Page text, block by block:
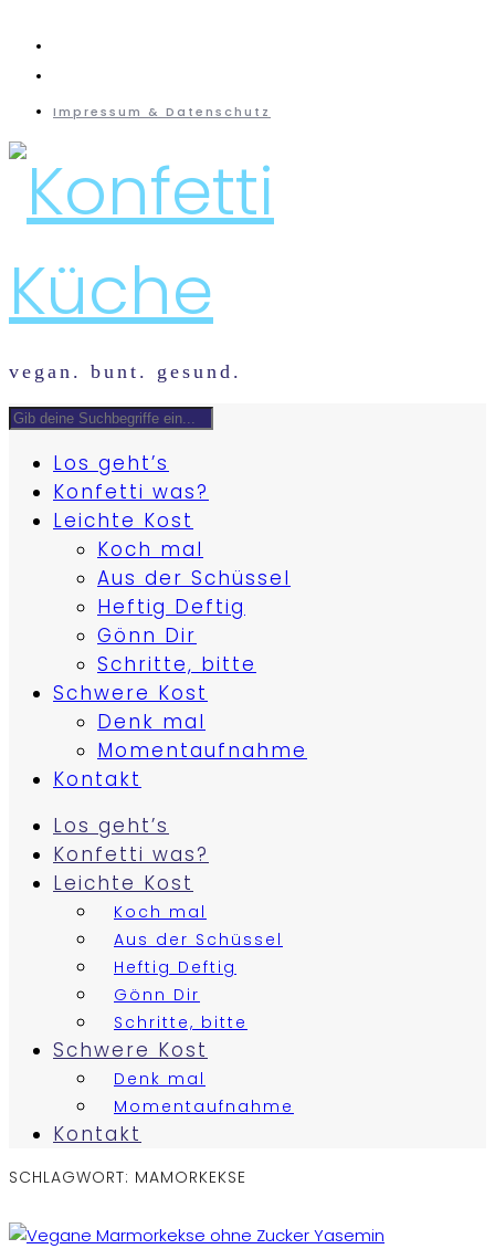
Impressum & Datenschutz
vegan. bunt. gesund.
Los geht’s
Konfetti was?
Leichte Kost
Koch mal
Aus der Schüssel
Heftig Deftig
Gönn Dir
Schritte, bitte
Schwere Kost
Denk mal
Momentaufnahme
Kontakt
Los geht’s
Konfetti was?
Leichte Kost
Koch mal
Aus der Schüssel
Heftig Deftig
Gönn Dir
Schritte, bitte
Schwere Kost
Denk mal
Momentaufnahme
Kontakt
SCHLAGWORT: MAMORKEKSE